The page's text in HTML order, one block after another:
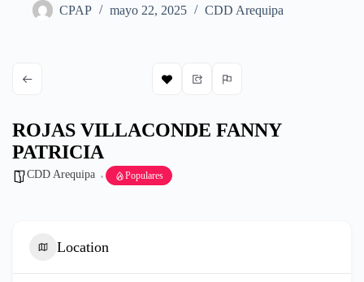
CPAP mayo 22, 2025 CDD Arequipa
ROJAS VILLACONDE FANNY
PATRICIA
CDD Arequipa Populares
Location